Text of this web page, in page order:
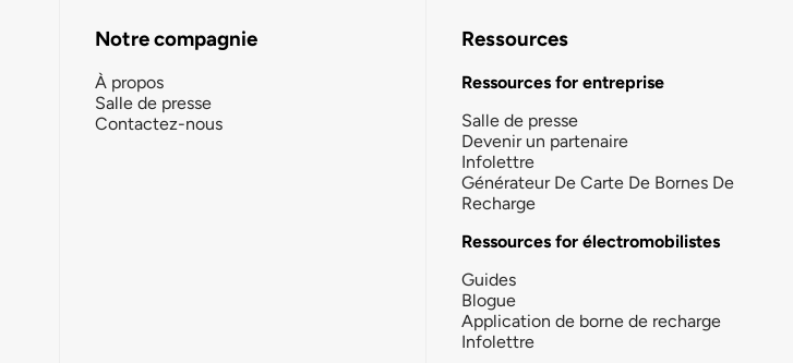
Notre compagnie
À propos
Salle de presse
Contactez-nous
Ressources
Ressources for entreprise
Salle de presse
Devenir un partenaire
Infolettre
Générateur De Carte De Bornes De
Recharge
Ressources for électromobilistes
Guides
Blogue
Application de borne de recharge
Infolettre